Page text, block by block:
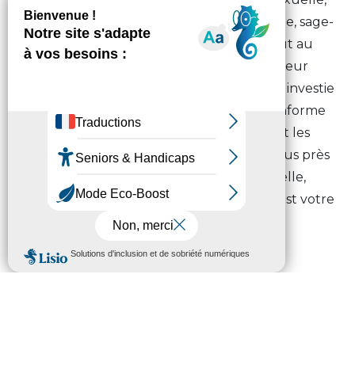
nous sommes allés à la rencontre d’Isabelle, sage-
femme. Elle suit les femmes enceintes tout au
long de leur parcours de future maman, leur
apportant soins et réconfort. Elle est aussi investie
dans le centre de santé sexuelle où elle informe
notamment les jeunes dans les collèges et les
lycées. Un métier tout en humanité, au plus près
: Isabelle,
sage-femme à la MDS de Lannemezan, c’est votre
portrait d’agent du mois de juin.
Crédit : fabpicture _com